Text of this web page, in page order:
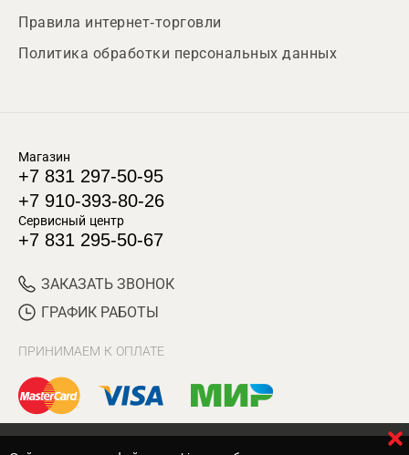
Правила интернет-торговли
Политика обработки персональных данных
Магазин
+7 831 297-50-95
+7 910-393-80-26
Сервисный центр
+7 831 295-50-67
ЗАКАЗАТЬ ЗВОНОК
ГРАФИК РАБОТЫ
ПРИНИМАЕМ К ОПЛАТЕ